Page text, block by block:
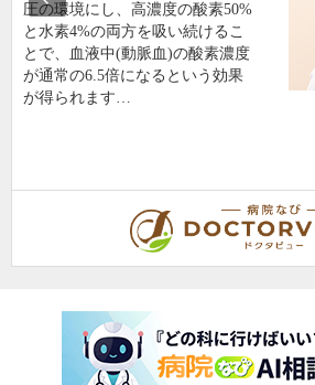
圧の環境にし、高濃度の酸素50%
と水素4%の両方を吸い続けるこ
とで、血液中(動脈血)の酸素濃度
が通常の6.5倍になるという効果
が得られます…